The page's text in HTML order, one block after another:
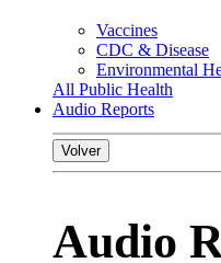
Vaccines
CDC & Disease
Environmental
All Public Health
Audio Reports
Volver
Audio